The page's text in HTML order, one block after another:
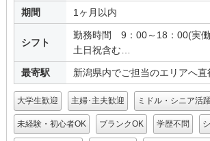
期間 1ヶ月以内
シフト
勤務時間 9：00～18：00(実
土日祝含む…
最寄駅 新潟県内でご担当のエリアへ直
大学生歓迎 主婦･主夫歓迎 ミドル・シニア活
未経験・初心者OK ブランクOK 学歴不問